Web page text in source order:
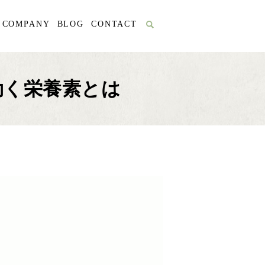
COMPANY BLOG CONTACT
栄養素とは